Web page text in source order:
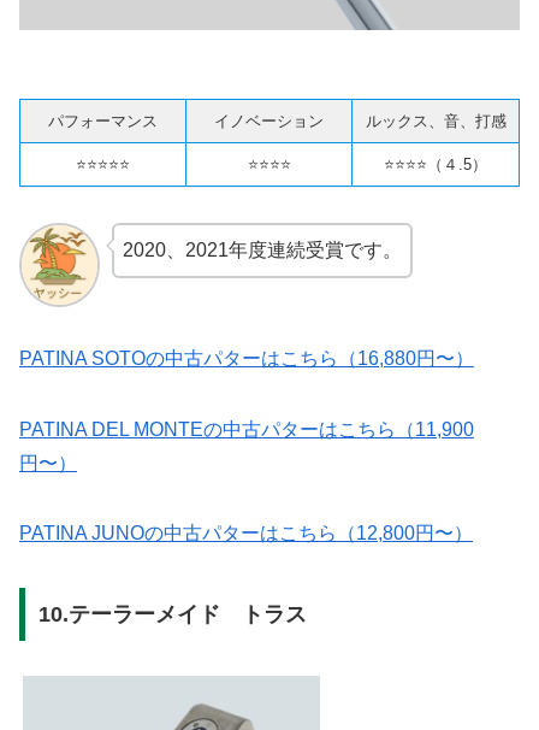
パフォーマンス イノベーション ルックス、音、打感
⭐️⭐️⭐️⭐️⭐️ ⭐️⭐️⭐️⭐️ ⭐️⭐️⭐️⭐️（４.5）
2020、2021年度連続受賞です。
PATINA SOTOの中古パターはこちら（16,880円〜）
PATINA DEL MONTEの中古パターはこちら（11,900
円〜）
PATINA JUNOの中古パターはこちら（12,800円〜）
10.テーラーメイド トラス